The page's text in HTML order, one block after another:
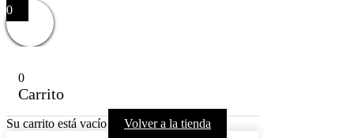
0
0
Carrito
Su carrito está vacío Volver a la tienda